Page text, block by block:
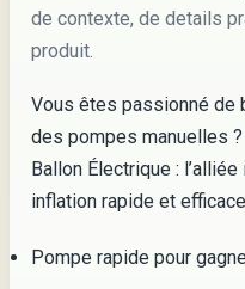
de contexte, de details
produit.
Vous êtes passionné de
des pompes manuelles
Ballon Électrique :
inflation rapide et
Pompe rapide pour